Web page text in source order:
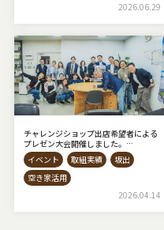
2026.06.29
チャレンジショップ出店希望者による
プレゼン大会開催しました。
◇AKIYAto BASE◇
イベント 取組実績
坂出
空き家活用
2026.04.14